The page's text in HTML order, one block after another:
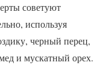
советуют
используя
черный перец,
и мускатный орех.